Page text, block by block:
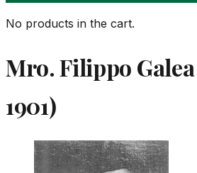
No products in the cart.
Mro. Filippo Galea
1901)